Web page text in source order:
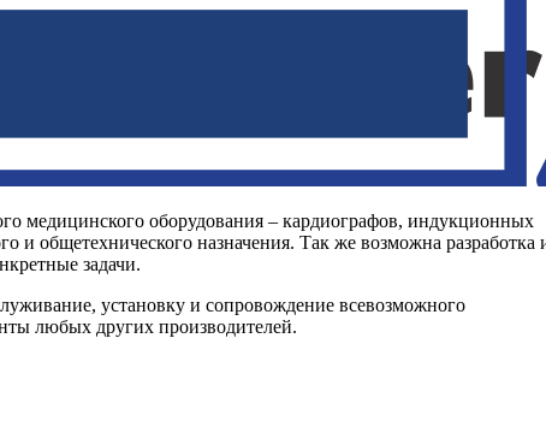
медицинского оборудования – кардиографов, индукционных
и общетехнического назначения. Так же возможна разработка
задачи.
установку и сопровождение всевозможного
любых других производителей.